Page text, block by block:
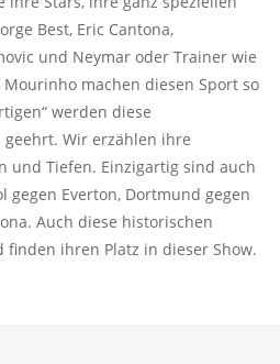
Best, Eric Cantona,
und Neymar oder Trainer wie
Mourinho machen diesen Sport so
werden diese
Wir erzählen ihre
und Tiefen. Einzigartig sind auch
gegen Everton, Dortmund gegen
Auch diese historischen
ihren Platz in dieser Show.